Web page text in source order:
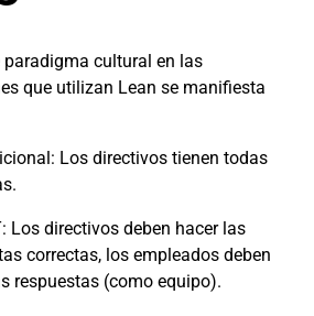
paradigma cultural en las
que utilizan Lean se manifiesta
Los directivos tienen todas
Los directivos deben hacer las
correctas, los empleados deben
respuestas (como equipo).